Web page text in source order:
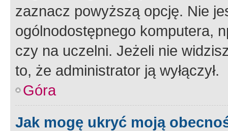
zaznacz powyższą opcję. Nie
ogólnodostępnego komputera,
czy na uczelni. Jeżeli nie
to, że administrator ją wyłączył.
Góra
Jak mogę ukryć moją